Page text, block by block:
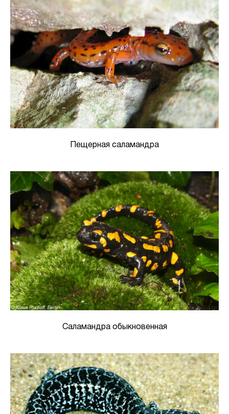
Пещерная саламандра
Саламандра обыкновенная